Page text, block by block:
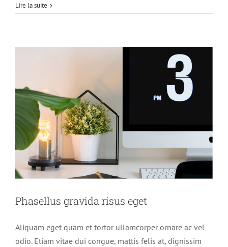
Lire la suite
Phasellus gravida risus eget
Aliquam eget quam et tortor ullamcorper ornare ac vel
odio. Etiam vitae dui congue, mattis felis at, dignissim